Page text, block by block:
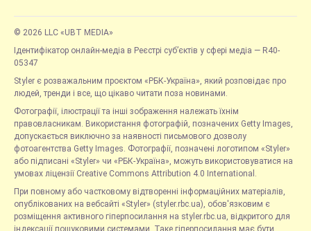
© 2026 LLC «UBT MEDIA»
Ідентифікатор онлайн-медіа в Реєстрі суб’єктів у сфері медіа — R40-
05347
Styler є розважальним проєктом «РБК-Україна», який розповідає про
людей, тренди і все, що цікаво читати поза новинами.
Фотографії, ілюстрації та інші зображення належать їхнім
правовласникам. Використання фотографій, позначених Getty Images,
допускається виключно за наявності письмового дозволу
фотоагентства Getty Images. Фотографії, позначені логотипом «Styler»
або підписані «Styler» чи «РБК-Україна», можуть використовуватися на
умовах ліцензії Creative Commons Attribution 4.0 International.
При повному або частковому відтворенні інформаційних матеріалів,
опублікованих на вебсайті «Styler» (styler.rbc.ua), обов'язковим є
розміщення активного гіперпосилання на styler.rbc.ua, відкритого для
індексації пошуковими системами. Таке гіперпосилання має бути